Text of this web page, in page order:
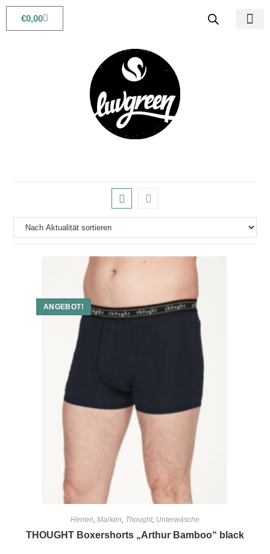
€0,00
ANGEBOT!
Herren Marken Thought, Unterwäsche
THOUGHT Boxershorts „Arthur Bamboo“ black